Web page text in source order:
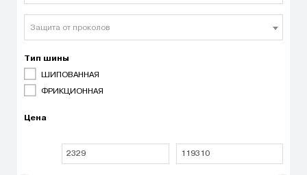
Защита от проколов
Тип шины
ШИПОВАННАЯ
ФРИКЦИОННАЯ
Цена